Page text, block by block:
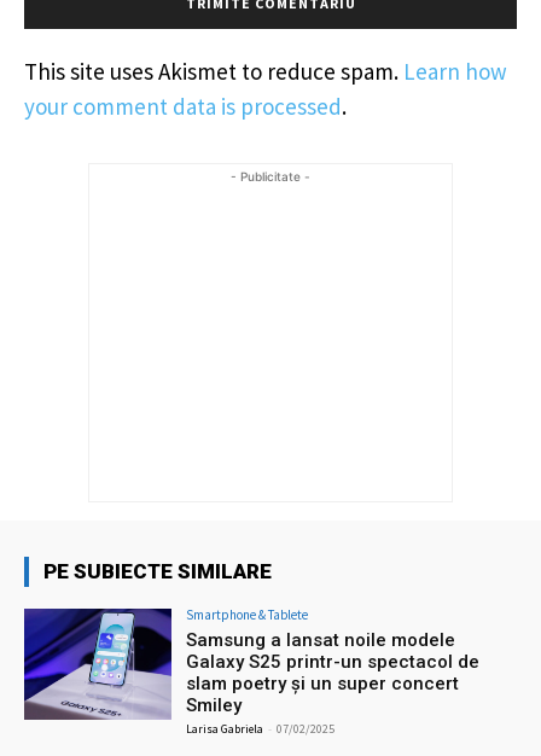
This site uses Akismet to reduce spam. Learn how
your comment data is processed.
- Publicitate -
PE SUBIECTE SIMILARE
Smartphone & Tablete
Samsung a lansat noile modele
Galaxy S25 printr-un spectacol de
slam poetry și un super concert
Smiley
Larisa Gabriela - 07/02/2025